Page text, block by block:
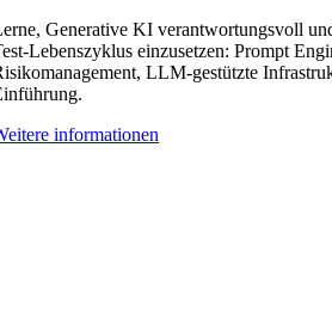
Generative KI verantwortungsvoll
einzusetzen: Prompt
LLM‑gestützte
informationen